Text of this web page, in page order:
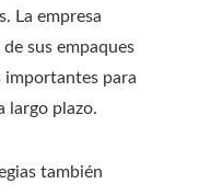
La empresa
sus empaques
importantes para
largo plazo.
también